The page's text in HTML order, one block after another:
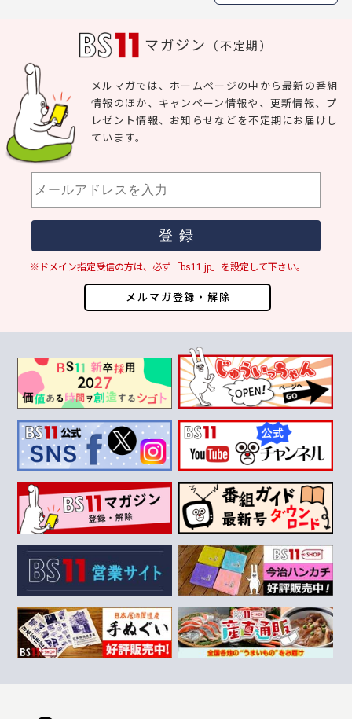
マガジン （不定期）
メルマガ登録・解除
メルマガでは、ホームページの中から最新の番組
情報のほか、キャンペーン情報や、更新情報、プ
レゼント情報、お知らせなどを不定期にお届けし
ています。
※ドメイン指定受信の方は、必ず「bs11.jp」を設定して下さい。